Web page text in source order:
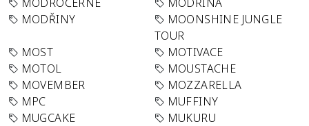
MODŘINY
MOONSHINE JUNGLE
TOUR
MOST
MOTIVACE
MOTOL
MOUSTACHE
MOVEMBER
MOZZARELLA
MPC
MUFFINY
MUGCAKE
MUKURU